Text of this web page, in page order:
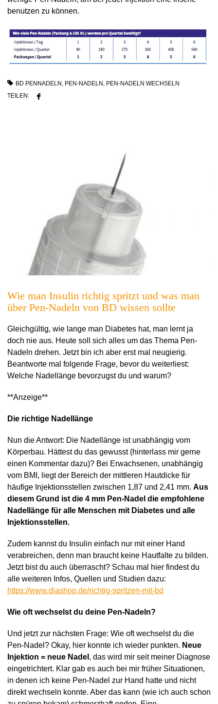
benutzen zu können.
BD PENNADELN , PEN-NADELN , PEN-NADELN WECHSELN
TEILEN:
Wie man Insulin richtig spritzt und was man
über Pen-Nadeln von BD wissen sollte
Gleichgültig, wie lange man Diabetes hat, man lernt ja
doch nie aus. Heute soll sich alles um das Thema Pen-
Nadeln drehen. Jetzt bin ich aber erst mal neugierig.
Beantworte mal folgende Frage, bevor du weiterliest:
Welche Nadellänge bevorzugst du und warum?
**Anzeige**
Die richtige Nadellänge
Nun die Antwort: Die Nadellänge ist unabhängig vom
Körperbau. Hättest du das gewusst (hinterlass mir gerne
einen Kommentar dazu)? Bei Erwachsenen, unabhängig
vom BMI, liegt der Bereich der mittleren Hautdicke für
häufige Injektionsstellen zwischen 1,87 und 2,41 mm. Aus
diesem Grund ist die 4 mm Pen-Nadel die empfohlene
Nadellänge für alle Menschen mit Diabetes und alle
Injektionsstellen.
Zudem kannst du Insulin einfach nur mit einer Hand
verabreichen, denn man braucht keine Hautfalte zu bilden.
Jetzt bist du auch überrascht? Schau mal hier findest du
alle weiteren Infos, Quellen und Studien dazu:
https://www.diashop.de/richtig-spritzen-mit-bd
Wie oft wechselst du deine Pen-Nadeln?
Und jetzt zur nächsten Frage: Wie oft wechselst du die
Pen-Nadel? Okay, hier konnte ich wieder punkten. Neue
Injektion = neue Nadel , das wird mir seit meiner Diagnose
eingetrichtert. Klar gab es auch bei mir früher Situationen,
in denen ich keine Pen-Nadel zur Hand hatte und nicht
direkt wechseln konnte. Aber das kann (wie ich auch schon